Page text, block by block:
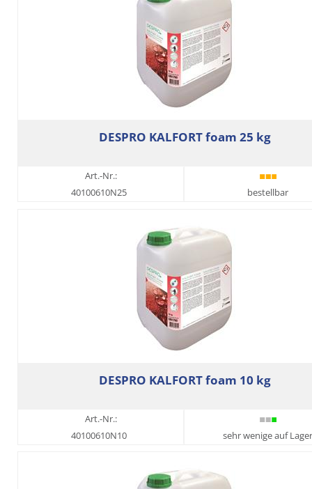
DESPRO KALFORT foam 25 kg
Art.-Nr.:
40100610N25
bestellbar
DESPRO KALFORT foam 10 kg
Art.-Nr.:
40100610N10
sehr wenige auf Lager